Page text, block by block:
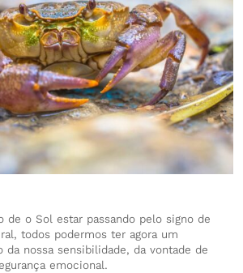
de o Sol estar passando pelo signo de
todos podermos ter agora um
nossa sensibilidade, da vontade de
emocional.